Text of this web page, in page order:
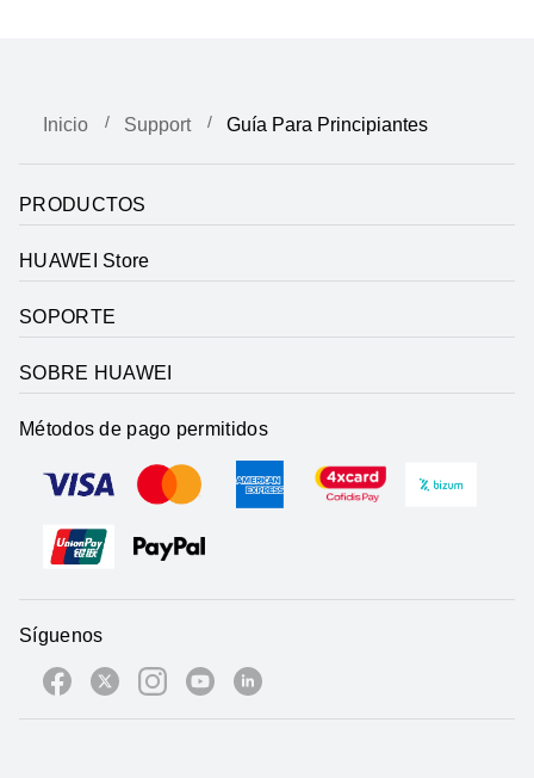
Inicio Support Guía Para Principiantes
PRODUCTOS
HUAWEI Store
SOPORTE
SOBRE HUAWEI
Métodos de pago permitidos
Síguenos